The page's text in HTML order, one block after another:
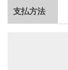
支払方法